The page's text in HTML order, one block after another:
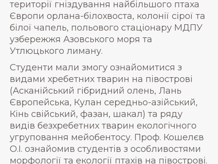
території гніздування найбільшого птаха
Європи орлана-білохвоста, колонії сірої та
білої чапель, польового стаціонару МДПУ
узбережжя Азовського моря та
Утлюцького лиману.
Студенти мали змогу ознайомитися з
видами хребетних тварин на півострові
(Асканійський гібридний олень, Лань
Європейська, Кулан середньо-азійський,
Кінь свійський, фазан, шакал) та ряду
видів безхребетних тварин екологічного
угруповання мейобентосу. Проф. Кошелєв
О.І. ознайомив студентів з особливостями
морфології та екології птахів на півострові.